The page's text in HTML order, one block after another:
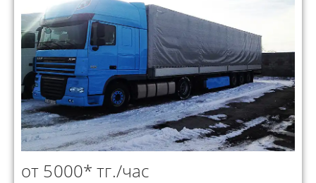
от 5000* тг./час